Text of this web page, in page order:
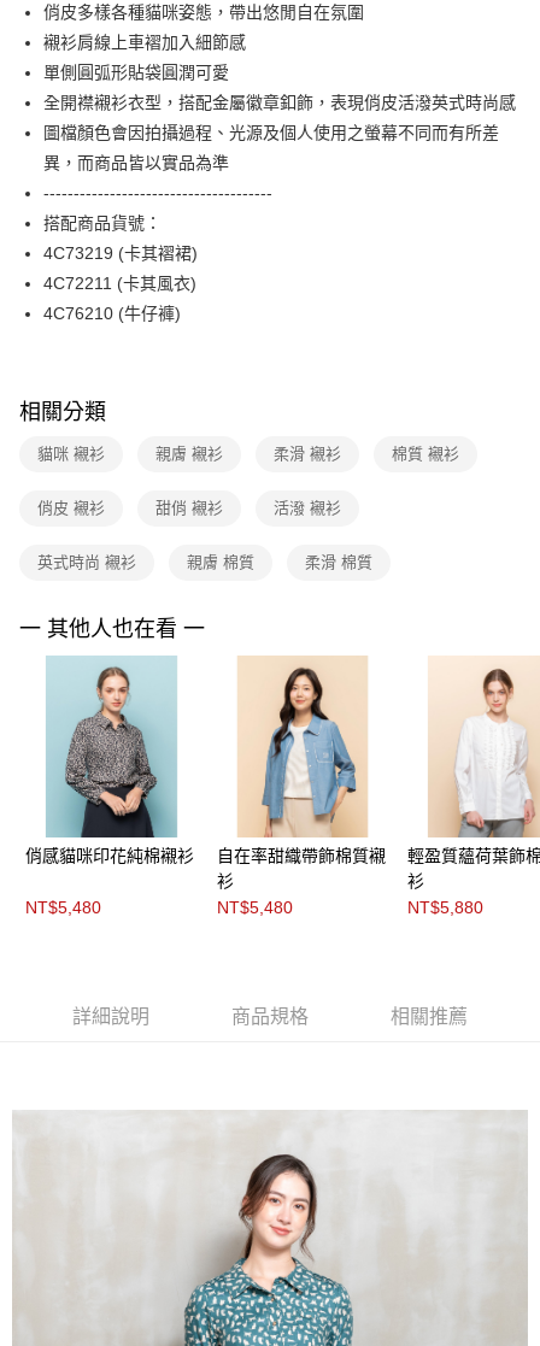
國泰世華商業銀行
兆豐國際商業銀行
臺灣中小企業銀行
匯豐（台灣）商業銀行
聯邦商業銀行
元大商業銀行
永豐商業銀行
玉山商業銀行
星展（台灣）商業銀行
台新國際商業銀行
街口支付
AFTEE先享後付
相關說明
【關於「AFTEE先享後付」】
AFTEE先享後付是「在收到商品之後才付款」的支付方式。 讓您購物簡單
便利好安心！
１．簡單：不需註冊會員、不需綁卡、不需儲值。
２．便利：只要手機號碼，簡訊認證，即可結帳。
【「AFTEE先享後付」結帳流程】
１．於結帳方式選擇「AFTEE先享後付」後，將跳轉至「AFTEE先享後付」
結帳頁面，進行簡訊認證並確認金額後，即可完成結帳。
※ 請注意：結帳手續完成當下不需立刻繳費，但若您需要取消訂單，請聯絡
後付繳納相關費用。
是否繳費成功／繳費後需取消欲退款等相關疑問，請聯繫「AFTEE先享後付
【注意事項】
權轉讓予恩沛科技股份有限公司。
２．關於個人資料處理事宜，請瀏覽以下網址：
https://aftee.tw/terms/#terms3
３．未成年的使用者請事先徵得法定代理人或監護人之同意方可使用
「AFTEE先享後付」，若未經同意申辦者引起之損失，本公司不負相關責
４．使用「AFTEE先享後付」時，將依據個別帳號之用戶狀況，依本公司即
時審查核予不同之上限額度；若仍有額度不足之情形，本公司將視審查結果
請求用戶進行身份認證。
５．嚴禁一人註冊多個帳號或使用他人資訊註冊。若發現惡意使用之情形，
恩沛科技股份有限公司將有權停止該用戶之使用額度並採取法律行動。
付款後全家FamilyMart取貨
每筆NT$90，滿NT$3,600(含以上)免運費
付款後7-11取貨
黑貓宅配
每筆NT$200，滿NT$8,000(含以上)免運費
付款後門市自取
俏皮多樣各種貓咪姿態，帶出悠閒自在氛圍
襯衫肩線上車褶加入細節感
單側圓弧形貼袋圓潤可愛
全開襟襯衫衣型，搭配金屬徽章釦飾，表現俏皮活潑英式時尚感
圖檔顏色會因拍攝過程、光源及個人使用之螢幕不同而有所差
異，而商品皆以實品為準
--------------------------------------
搭配商品貨號：
4C73219 (卡其褶裙)
4C72211 (卡其風衣)
4C76210 (牛仔褲)
相關分類
貓咪 襯衫 親膚 襯衫 柔滑 襯衫 棉質 襯衫
俏皮 襯衫 甜俏 襯衫 活潑 襯衫
英式時尚 襯衫 親膚 棉質 柔滑 棉質
一 其他人也在看 一
俏感貓咪印花純棉襯衫
NT$5,480
自在率甜織帶飾棉質襯
衫
NT$5,480
輕盈質蘊荷葉飾
衫
NT$5,880
詳細說明 商品規格 相關推薦